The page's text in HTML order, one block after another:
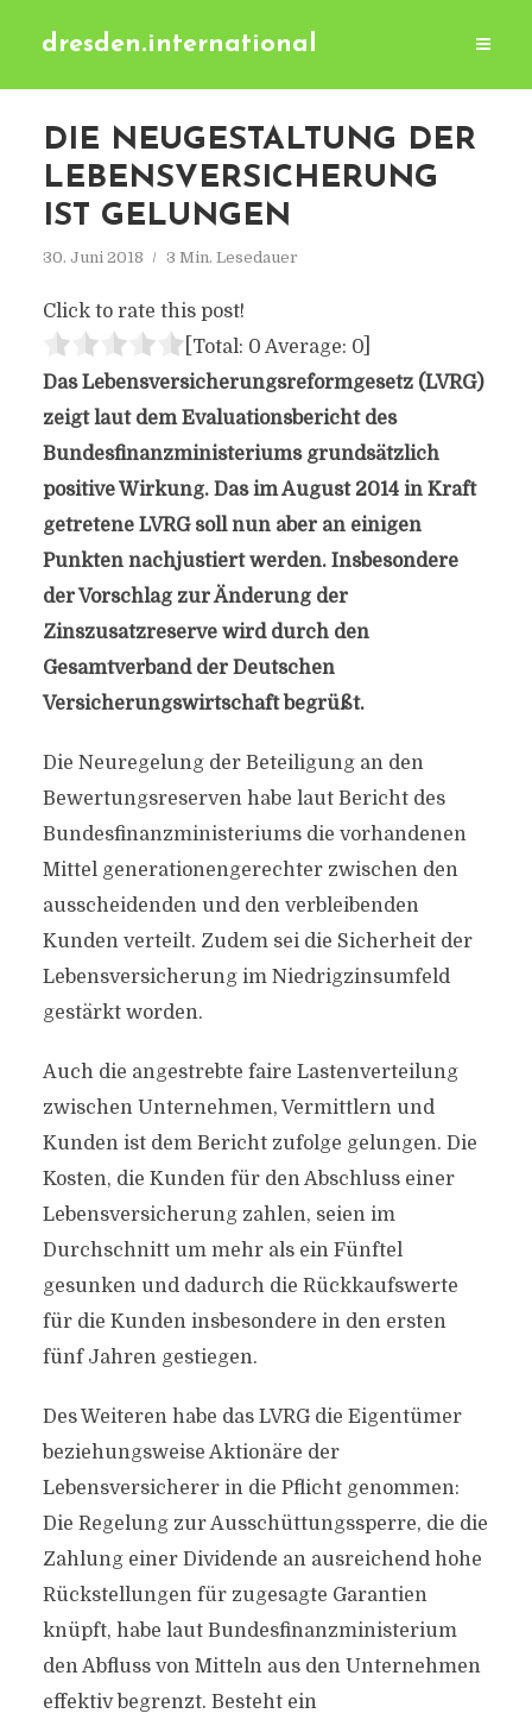
dresden.international
DIE NEUGESTALTUNG DER
LEBENSVERSICHERUNG
IST GELUNGEN
30. Juni 2018 3 Min. Lesedauer
Click to rate this post!
[Total: 0 Average: 0]
Das Lebensversicherungsreformgesetz (LVRG)
zeigt laut dem Evaluationsbericht des
Bundesfinanzministeriums grundsätzlich
positive Wirkung. Das im August 2014 in Kraft
getretene LVRG soll nun aber an einigen
Punkten nachjustiert werden. Insbesondere
der Vorschlag zur Änderung der
Zinszusatzreserve wird durch den
Gesamtverband der Deutschen
Versicherungswirtschaft begrüßt.
Die Neuregelung der Beteiligung an den
Bewertungsreserven habe laut Bericht des
Bundesfinanzministeriums die vorhandenen
Mittel generationengerechter zwischen den
ausscheidenden und den verbleibenden
Kunden verteilt. Zudem sei die Sicherheit der
Lebensversicherung im Niedrigzinsumfeld
gestärkt worden.
Auch die angestrebte faire Lastenverteilung
zwischen Unternehmen, Vermittlern und
Kunden ist dem Bericht zufolge gelungen. Die
Kosten, die Kunden für den Abschluss einer
Lebensversicherung zahlen, seien im
Durchschnitt um mehr als ein Fünftel
gesunken und dadurch die Rückkaufswerte
für die Kunden insbesondere in den ersten
fünf Jahren gestiegen.
Des Weiteren habe das LVRG die Eigentümer
beziehungsweise Aktionäre der
Lebensversicherer in die Pflicht genommen:
Die Regelung zur Ausschüttungssperre, die die
Zahlung einer Dividende an ausreichend hohe
Rückstellungen für zugesagte Garantien
knüpft, habe laut Bundesfinanzministerium
den Abfluss von Mitteln aus den Unternehmen
effektiv begrenzt. Besteht ein